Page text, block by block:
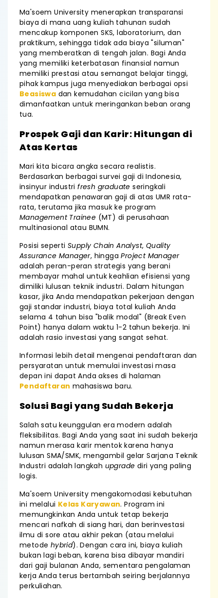
Ma'soem University menerapkan transparansi
biaya di mana uang kuliah tahunan sudah
mencakup komponen SKS, laboratorium, dan
praktikum, sehingga tidak ada biaya "siluman"
yang memberatkan di tengah jalan. Bagi Anda
yang memiliki keterbatasan finansial namun
memiliki prestasi atau semangat belajar tinggi,
pihak kampus juga menyediakan berbagai opsi
Beasiswa dan kemudahan cicilan yang bisa
dimanfaatkan untuk meringankan beban orang
tua.
Prospek Gaji dan Karir: Hitungan di
Atas Kertas
Mari kita bicara angka secara realistis.
Berdasarkan berbagai survei gaji di Indonesia,
insinyur industrifresh graduate seringkali
mendapatkan penawaran gaji di atas UMR rata-
rata, terutama jika masuk ke program
Management Trainee (MT) di perusahaan
multinasional atau BUMN.
Posisi seperti Supply Chain Analyst, Quality
Assurance Manager, hinggaProject Manager
adalah peran-peran strategis yang berani
membayar mahal untuk keahlian efisiensi yang
dimiliki lulusan teknik industri. Dalam hitungan
kasar, jika Anda mendapatkan pekerjaan dengan
gaji standar industri, biaya total kuliah Anda
selama 4 tahun bisa "balik modal" (Break Even
Point) hanya dalam waktu 1-2 tahun bekerja. Ini
adalah rasio investasi yang sangat sehat.
Informasi lebih detail mengenai pendaftaran dan
persyaratan untuk memulai investasi masa
depan ini dapat Anda akses di halaman
Pendaftaran mahasiswa baru.
Solusi Bagi yang Sudah Bekerja
Salah satu keunggulan era modern adalah
fleksibilitas. Bagi Anda yang saat ini sudah bekerja
namun merasa karir mentok karena hanya
lulusan SMA/SMK, mengambil gelar Sarjana Teknik
Industri adalah langkah upgrade diri yang paling
logis.
Ma'soem University mengakomodasi kebutuhan
ini melalui Kelas Karyawan. Program ini
memungkinkan Anda untuk tetap bekerja
mencari nafkah di siang hari, dan berinvestasi
ilmu di sore atau akhir pekan (atau melalui
metode hybrid). Dengan cara ini, biaya kuliah
bukan lagi beban, karena bisa dibayar mandiri
dari gaji bulanan Anda, sementara pengalaman
kerja Anda terus bertambah seiring berjalannya
perkuliahan.